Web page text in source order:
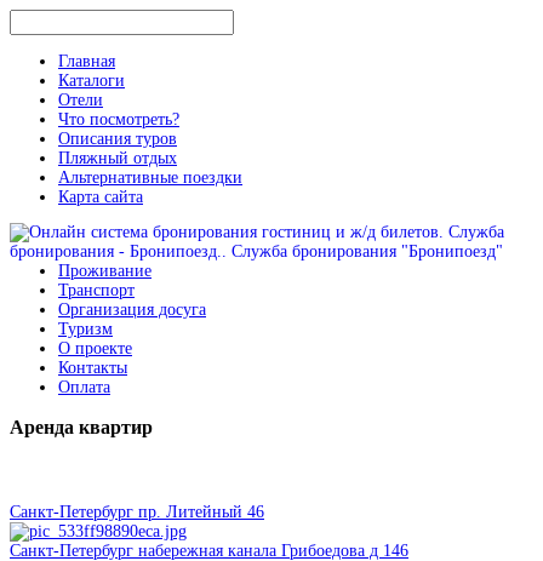
Главная
Каталоги
Отели
Что посмотреть?
Описания туров
Пляжный отдых
Альтернативные поездки
Карта сайта
Проживание
Транспорт
Организация досуга
Туризм
О проекте
Контакты
Оплата
Аренда квартир
Санкт-Петербург пр. Литейный 46
Санкт-Петербург набережная канала Грибоедова д 146